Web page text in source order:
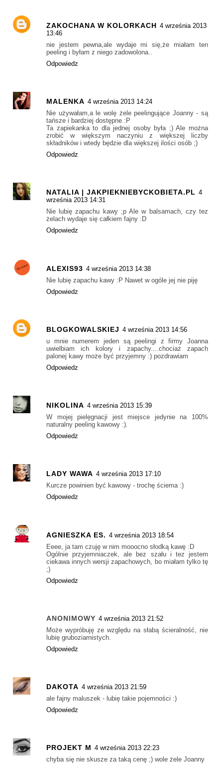
ZAKOCHANA W KOLORKACH 4 września 2013
13:46
nie jestem pewna,ale wydaje mi się,że miałam ten
peeling i byłam z niego zadowolona..
Odpowiedz
MALENKA 4 września 2013 14:24
Nie używałam,a le wolę żele peelingujące Joanny - są
tańsze i bardziej dostępne :P
Ta zapiekanka to dla jednej osoby była ;) Ale można
zrobić w większym naczyniu z większej liczby
składników i wtedy będzie dla większej ilości osób ;)
Odpowiedz
NATALIA | JAKPIEKNIEBYCKOBIETA.PL 4
września 2013 14:31
Nie lubię zapachu kawy ;p Ale w balsamach, czy tez
żelach wydaje się całkiem fajny :D
Odpowiedz
ALEXIS93 4 września 2013 14:38
Nie lubię zapachu kawy :P Nawet w ogóle jej nie piję
Odpowiedz
BLOGKOWALSKIEJ 4 września 2013 14:56
u mnie numerem jeden są peelingi z firmy Joanna
uwielbiam ich kolory i zapachy....chociaż zapach
palonej kawy może być przyjemny :) pozdrawiam
Odpowiedz
NIKOLINA 4 września 2013 15:39
W mojej pielęgnacji jest miejsce jedynie na 100%
naturalny peeling kawowy :).
Odpowiedz
LADY WAWA 4 września 2013 17:10
Kurcze powinien być kawowy - trochę ściema :)
Odpowiedz
AGNIESZKA ES. 4 września 2013 18:54
Eeee, ja tam czuję w nim mooocno słodką kawę :D
Ogólnie przyjemniaczek, ale bez szału i tez jestem
ciekawa innych wersji zapachowych, bo miałam tylko tę
;)
Odpowiedz
ANONIMOWY 4 września 2013 21:52
Może wypróbuję ze względu na słabą ścieralność, nie
lubię gruboziarnistych.
Odpowiedz
DAKOTA 4 września 2013 21:59
ale fajny maluszek - lubię takie pojemności :)
Odpowiedz
PROJEKT M 4 września 2013 22:23
chyba się nie skusze za taką cenę ;) wole żele Joanny